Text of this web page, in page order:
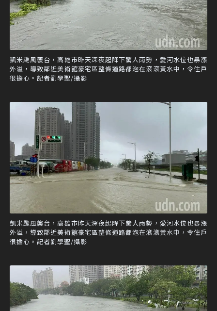
凱米颱風襲台，高雄市昨天深夜起降下驚人雨勢，愛河水位也暴漲
外溢，導致鄰近美術館豪宅區整條道路都泡在滾滾黃水中，令住戶
很擔心。記者劉學聖/攝影
凱米颱風襲台，高雄市昨天深夜起降下驚人雨勢，愛河水位也暴漲
外溢，導致鄰近美術館豪宅區整條道路都泡在滾滾黃水中，令住戶
很擔心。記者劉學聖/攝影